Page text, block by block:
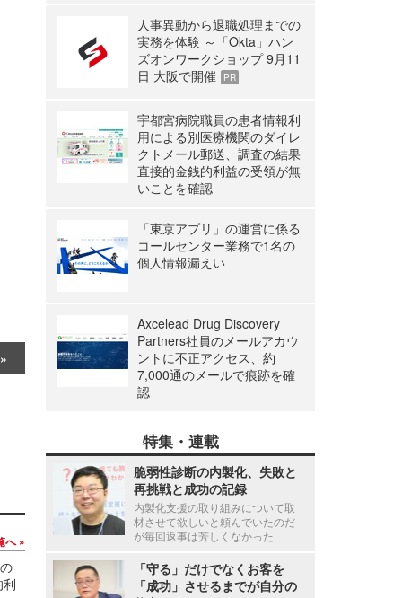
へ
人事異動から退職処理までの
実務を体験 ～「Okta」ハン
ズオンワークショップ 9月11
日 大阪で開催
PR
宇都宮病院職員の患者情報利
用による別医療機関のダイレ
クトメール郵送、調査の結果
直接的金銭的利益の受領が無
いことを確認
「東京アプリ」の運営に係る
コールセンター業務で1名の
個人情報漏えい
Axcelead Drug Discovery
Partners社員のメールアカウ
ントに不正アクセス、約
7,000通のメールで痕跡を確
認
特集・連載
脆弱性診断の内製化、失敗と
再挑戦と成功の記録
内製化支援の取り組みについて取
材させて欲しいと頼んでいたのだ
が毎回返事は芳しくなかった
「守る」だけでなくお客を
「成功」させるまでが自分の